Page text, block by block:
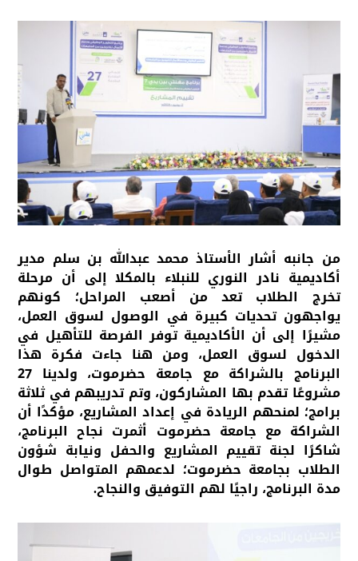
من جانبه أشار الأستاذ محمد عبدالله بن سلم مدير
أكاديمية نادر النوري للنبلاء بالمكلا إلى أن مرحلة
تخرج الطلاب تعد من أصعب المراحل؛ كونهم
يواجهون تحديات كبيرة في الوصول لسوق العمل،
مشيرًا إلى أن الأكاديمية توفر الفرصة للتأهيل في
الدخول لسوق العمل، ومن هنا جاءت فكرة هذا
البرنامج بالشراكة مع جامعة حضرموت، ولدينا 27
مشروعًا تقدم بها المشاركون، وتم تدريبهم في ثلاثة
برامج؛ لمنحهم الريادة في إعداد المشاريع، مؤكدًا أن
الشراكة مع جامعة حضرموت أثمرت نجاح البرنامج،
شاكرًا لجنة تقييم المشاريع والحفل ونيابة شؤون
الطلاب بجامعة حضرموت؛ لدعمهم المتواصل طوال
مدة البرنامج، راجيًا لهم التوفيق والنجاح.